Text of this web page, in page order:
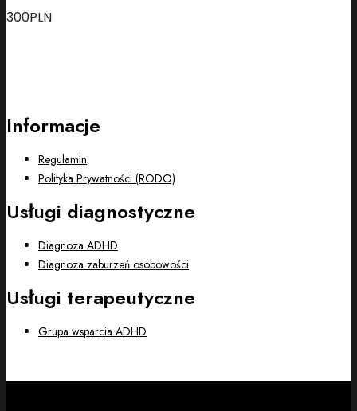
300PLN
Informacje
Regulamin
Polityka Prywatności (RODO)
Usługi diagnostyczne
Diagnoza ADHD
Diagnoza zaburzeń osobowości
Usługi terapeutyczne
Grupa wsparcia ADHD